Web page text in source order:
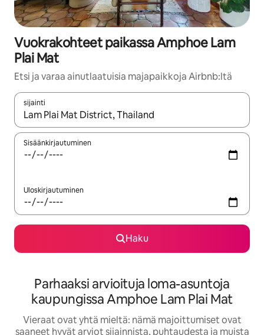
Vuokrakohteet paikassa Amphoe Lam
Plai Mat
Etsi ja varaa ainutlaatuisia majapaikkoja Airbnb:ltä
sijainti
Kun tulokset ovat saatavilla, navigoi ylös- ja alas-
Sisäänkirjautuminen
Uloskirjautuminen
Haku
Parhaaksi arvioituja loma-asuntoja
kaupungissa Amphoe Lam Plai Mat
Vieraat ovat yhtä mieltä: nämä majoittumiset ovat
saaneet hyvät arviot sijainnista, puhtaudesta ja muista